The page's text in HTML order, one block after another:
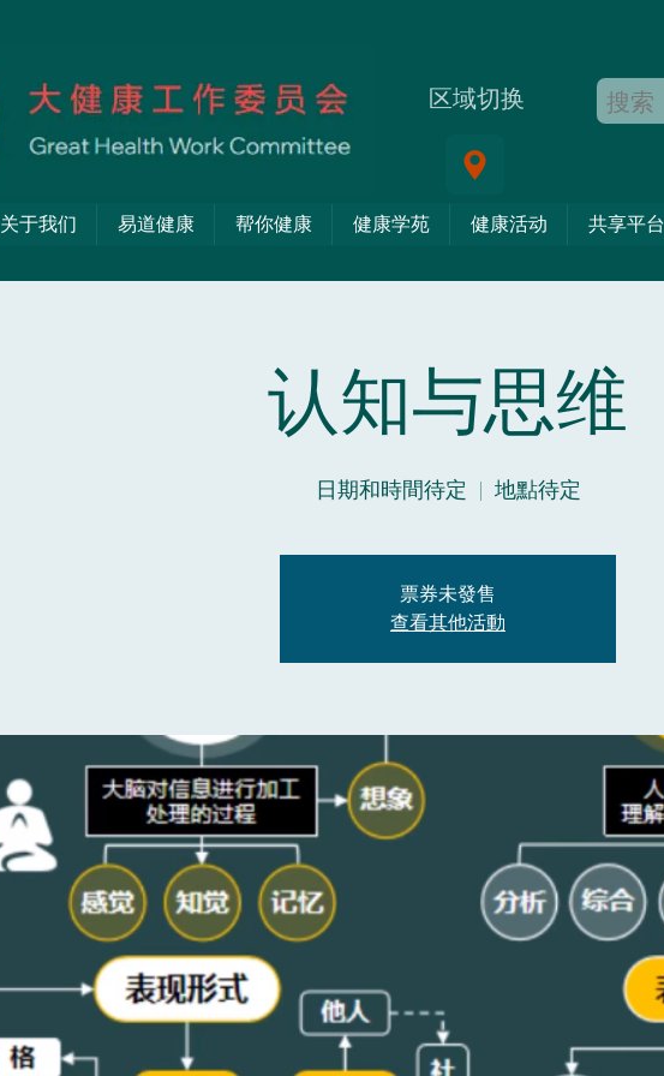
区域切换
关于我们 易道健康 帮你健康 健康学苑 健康活动 共享平台
认知与思维
日期和時間待定
  |
地點待定
票券未發售
查看其他活動